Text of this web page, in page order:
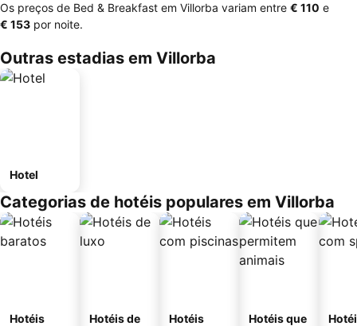
Os preços de Bed & Breakfast em Villorba variam entre ‎€ 110 e
‎€ 153 por noite.
Outras estadias em Villorba
Hotel
Categorias de hotéis populares em Villorba
Hotéis
Hotéis de
Hotéis
Hotéis que